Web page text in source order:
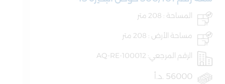
المساحة : 208 متر
مساحة الأرض : 208 متر
الرقم المرجعي: AQ-RE-100012
56000 .د.أ